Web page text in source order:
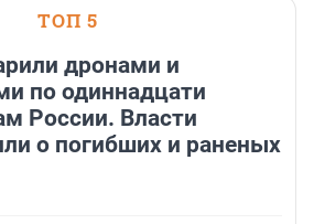
ТОП 5
дронами и
по одиннадцати
России. Власти
о погибших и раненых